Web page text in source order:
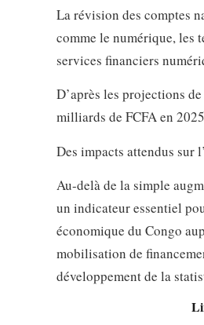
La révision des comptes
comme le numérique, les
services financiers
D’après les projections
milliards de FCFA en
Des impacts attendus sur
Au-delà de la simple
un indicateur essentiel
économique du Congo
mobilisation de
développement de la